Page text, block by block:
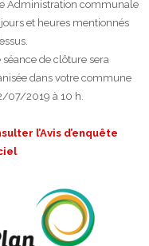
Administration communale
et heures mentionnés
séance de clôture sera
dans votre commune
07/2019 à 10 h.
l’Avis d’enquête